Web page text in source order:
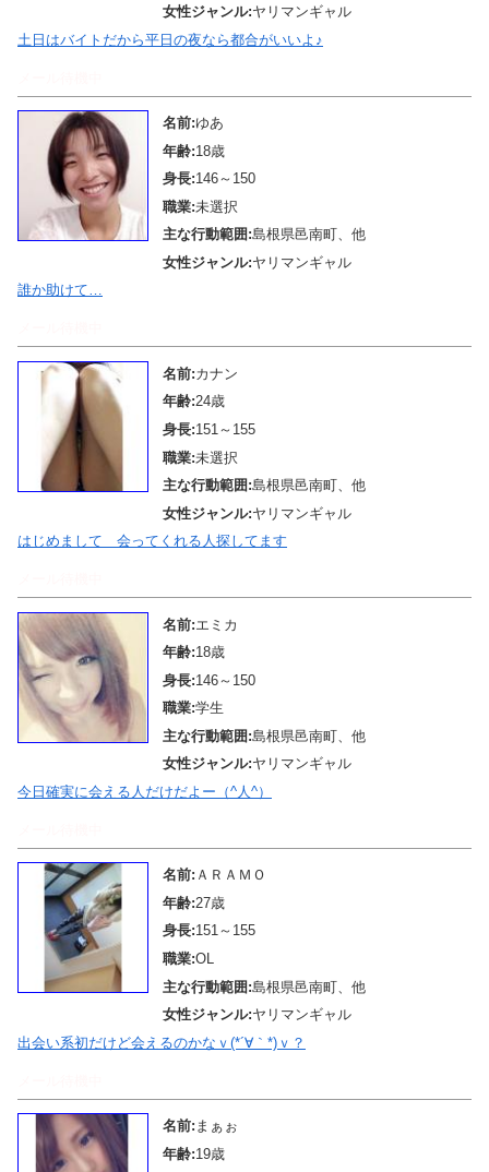
女性ジャンル:ヤリマンギャル
土日はバイトだから平日の夜なら都合がいいよ♪
名前:ゆあ
年齢:18歳
身長:146～150
職業:未選択
主な行動範囲:島根県邑南町、他
女性ジャンル:ヤリマンギャル
誰か助けて…
名前:カナン
年齢:24歳
身長:151～155
職業:未選択
主な行動範囲:島根県邑南町、他
女性ジャンル:ヤリマンギャル
はじめまして 会ってくれる人探してます
名前:エミカ
年齢:18歳
身長:146～150
職業:学生
主な行動範囲:島根県邑南町、他
女性ジャンル:ヤリマンギャル
今日確実に会える人だけだよー（^人^）
名前: ＡＲＡＭＯ
年齢:27歳
身長:151～155
職業:OL
主な行動範囲:島根県邑南町、他
女性ジャンル:ヤリマンギャル
出会い系初だけど会えるのかなｖ(*´∀｀*)ｖ？
名前: まぁぉ
年齢:19歳